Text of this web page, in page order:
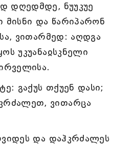
დღედმდე, ნუუკუე
მისნი და წარიპარონ
ვითარმედ: აღდგა
უკუანაჲსკნელი
გაქუს თქუენ დასი;
ვითარცა
და დაჰკრძალეს